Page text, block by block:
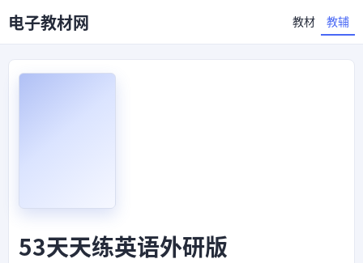
电子教材网 教材 教辅
53天天练英语外研版